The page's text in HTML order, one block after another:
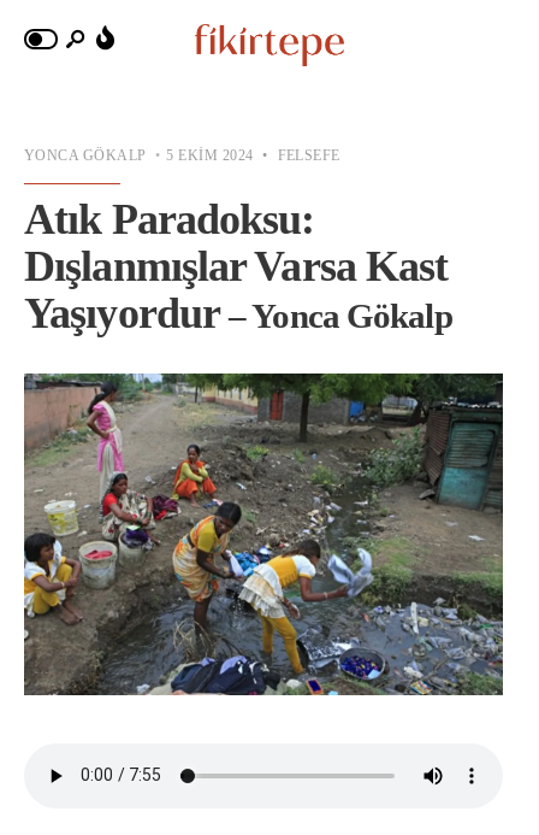
YONCA GÖKALP • 5 EKIM 2024 • FELSEFE
Atık Paradoksu:
Dışlanmışlar Varsa Kast
Yaşıyordur– Yonca Gökalp